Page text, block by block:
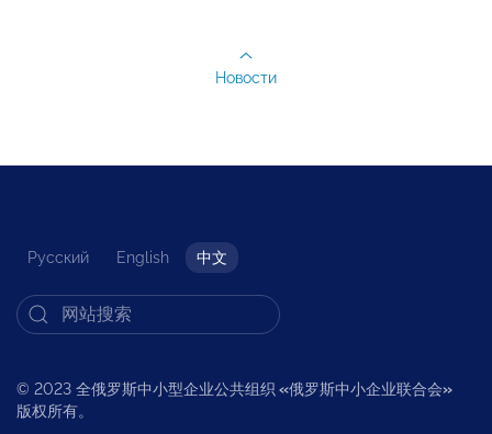
Новости
Русский English 中文
© 2023 全俄罗斯中小型企业公共组织 «俄罗斯中小企业联合会»
版权所有。